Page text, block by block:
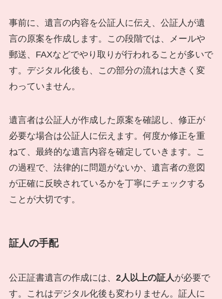
事前に、遺言の内容を公証人に伝え、公証人が遺
言の原案を作成します。この段階では、メールや
郵送、FAXなどでやり取りが行われることが多いで
す。デジタル化後も、この部分の流れは大きく変
わっていません。
遺言者は公証人が作成した原案を確認し、修正が
必要な場合は公証人に伝えます。何度か修正を重
ねて、最終的な遺言内容を確定していきます。こ
の過程で、法律的に問題がないか、遺言者の意図
が正確に反映されているかを丁寧にチェックする
ことが大切です。
証人の手配
公正証書遺言の作成には、 2人以上の証人 が必要で
す。これはデジタル化後も変わりません。証人に